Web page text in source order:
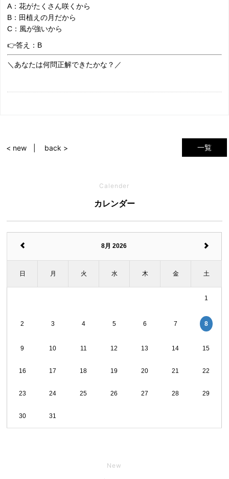
A：花がたくさん咲くから
B：田植えの月だから
C：風が強いから
👉答え：B
＼あなたは何問正解できたかな？／
一覧
< new back >
Calender
カレンダー
8月 2026
日 月 火 水 木 金 土
1
2 3 4 5 6 7 8
9 10 11 12 13 14 15
16 17 18 19 20 21 22
23 24 25 26 27 28 29
30 31
New